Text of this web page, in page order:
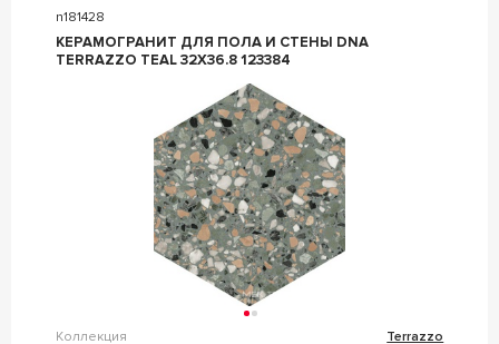
n181428
КЕРАМОГРАНИТ ДЛЯ ПОЛА И СТЕНЫ DNA
TERRAZZO TEAL 32X36.8 123384
Коллекция
Terrazzo